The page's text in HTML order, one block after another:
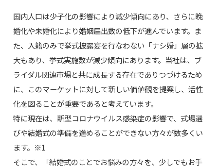
国内人口は少子化の影響により減少傾向にあり、さらに晩
婚化や未婚化により婚姻届出数の低下が進んでいます。ま
た、入籍のみで挙式披露宴を行なわない「ナシ婚」層の拡
大もあり、挙式実施数が減少傾向にあります。当社は、ブ
ライダル関連市場と共に成長する存在でありつづけるため
に、このマーケットに対して新しい価値観を提案し、活性
化を図ることが重要であると考えています。
特に現在は、新型コロナウイルス感染症の影響で、式場選
びや結婚式の準備を進めることができない方々が数多くい
ます。※1
そこで、「結婚式のことでお悩みの方々を、少しでもお手